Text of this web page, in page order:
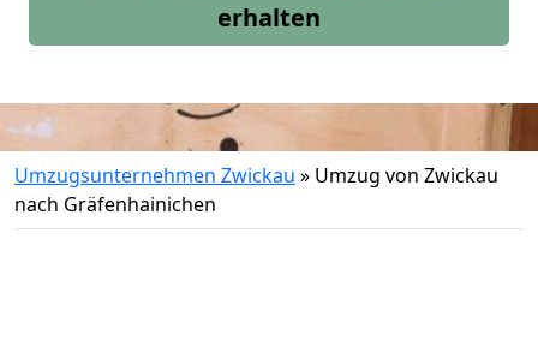
erhalten
Umzugsunternehmen Zwickau » Umzug von Zwickau
nach Gräfenhainichen